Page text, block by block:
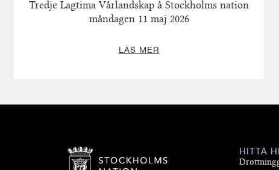
Tredje Lagtima Vårlandskap å Stockholms nation
måndagen 11 maj 2026
LÄS MER
HITTA